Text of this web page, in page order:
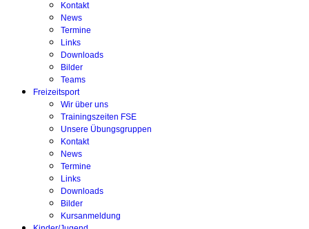
Kontakt
News
Termine
Links
Downloads
Bilder
Teams
Freizeitsport
Wir über uns
Trainingszeiten FSE
Unsere Übungsgruppen
Kontakt
News
Termine
Links
Downloads
Bilder
Kursanmeldung